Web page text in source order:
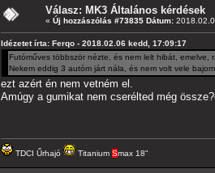
Válasz: MK3 Általános kérdések
« Új hozzászólás #73835 Dátum:
Idézetet írta: Ferqo - 2018.02.06 kedd, 17:09:17
Futóműves többször nézte, és nem lelt hibát, emelve,
Nekem eddig 3 autóm járt nála, és nem volt vele
ezt azért én nem vetném el.
Amúgy a gumikat nem cserélted még
TDCI Űrhajó Titanium Smax 18"